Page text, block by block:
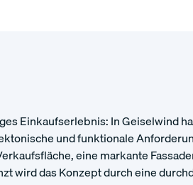
Einkaufserlebnis: In Geiselwind
und funktionale
eine markante
wird das Konzept durch eine